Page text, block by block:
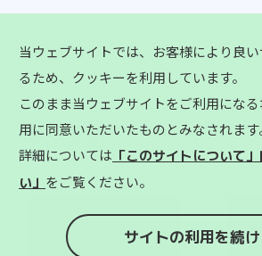
東栄町
当ウェブサイトでは、お客様により良
るため、クッキーを利用しています。
このまま当ウェブサイトをご利用にな
用に同意いただいたものとみなされます
詳細については 「このサイトについて
い」 をご覧ください。
サイトの利用を続